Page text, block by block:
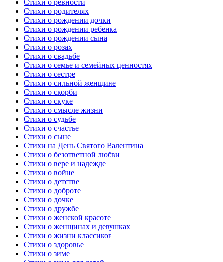
Стихи о ревности
Стихи о родителях
Стихи о рождении дочки
Стихи о рождении ребенка
Стихи о рождении сына
Стихи о розах
Стихи о свадьбе
Стихи о семье и семейных ценностях
Стихи о сестре
Стихи о сильной женщине
Стихи о скорби
Стихи о скуке
Стихи о смысле жизни
Стихи о судьбе
Стихи о счастье
Стихи о сыне
Стихи на День Святого Валентина
Стихи о безответной любви
Стихи о вере и надежде
Стихи о войне
Стихи о детстве
Стихи о доброте
Стихи о дочке
Стихи о дружбе
Стихи о женской красоте
Стихи о женщинах и девушках
Стихи о жизни классиков
Стихи о здоровье
Стихи о зиме